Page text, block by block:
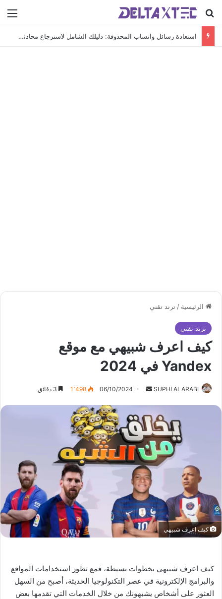
بحث عن
استعادة رسائل واتساب المحذوفة: دليلك الشامل لاسترجاع محادثاتك الهامة
الرئيسية / ترند تقني
ترند تقني
كيف اعرف شبيهي مع موقع
Yandex في 2024
SUPHI ALARABI
أرسل 06/10/2024 1٬498
كيف اعرف شبيهي
كيف اعرف شبيهي بخطوات بسيطة، فمع تطور استخدامات المواقع
والبرامج الإلكترونية في عصر التكنولوجيا الحديثة، أصبح من السهل
العثور على أشخاص يشبهونك من خلال الخدمات التي تقدمها بعض